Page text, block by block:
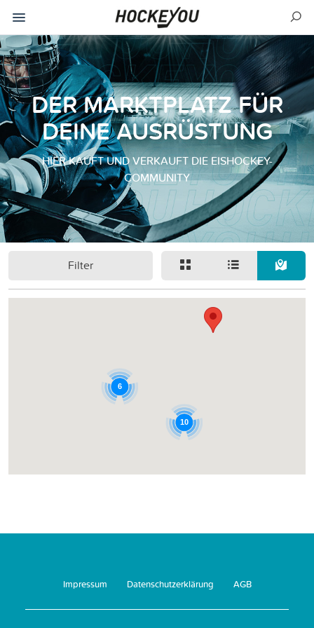
DER MARKTPLATZ FÜR
DEINE AUSRÜSTUNG
HIER KAUFT UND VERKAUFT DIE EISHOCKEY-
COMMUNITY
Filter
6
10
Impressum Datenschutzerklärung AGB